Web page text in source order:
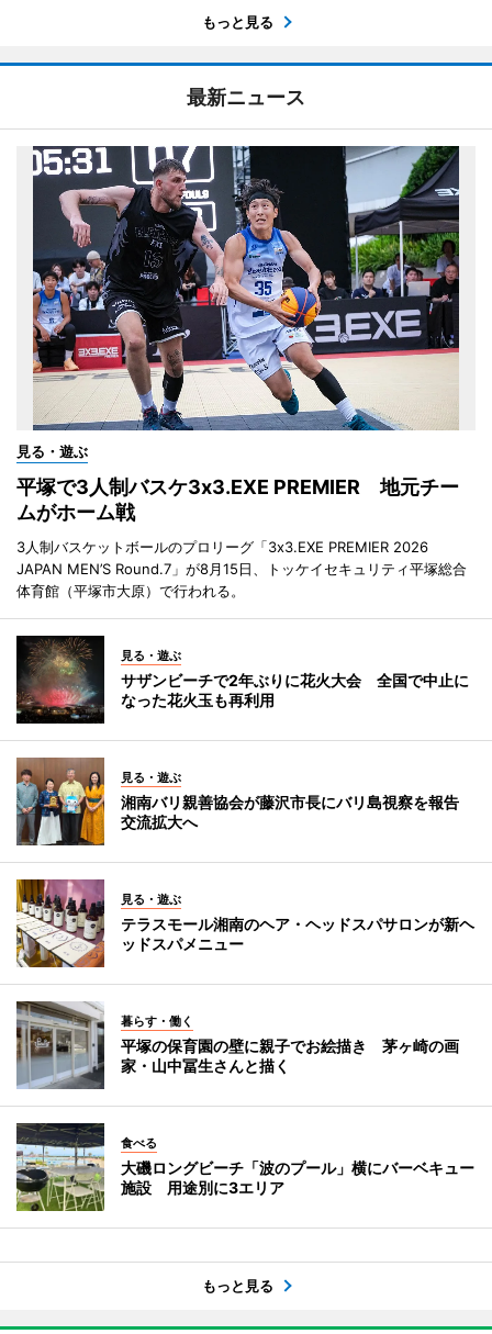
もっと見る
最新ニュース
見る・遊ぶ
平塚で3人制バスケ3x3.EXE PREMIER 地元チー
ムがホーム戦
3人制バスケットボールのプロリーグ「3x3.EXE PREMIER 2026
JAPAN MEN’S Round.7」が8月15日、トッケイセキュリティ平塚総合
体育館（平塚市大原）で行われる。
見る・遊ぶ
サザンビーチで2年ぶりに花火大会 全国で中止に
なった花火玉も再利用
見る・遊ぶ
湘南バリ親善協会が藤沢市長にバリ島視察を報告
交流拡大へ
見る・遊ぶ
テラスモール湘南のヘア・ヘッドスパサロンが新ヘ
ッドスパメニュー
暮らす・働く
平塚の保育園の壁に親子でお絵描き 茅ヶ崎の画
家・山中冨生さんと描く
食べる
大磯ロングビーチ「波のプール」横にバーベキュー
施設 用途別に3エリア
もっと見る